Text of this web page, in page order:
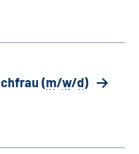
(m/w/d)